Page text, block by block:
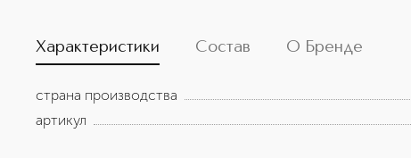
Характеристики Состав О Бренде
страна производства
артикул